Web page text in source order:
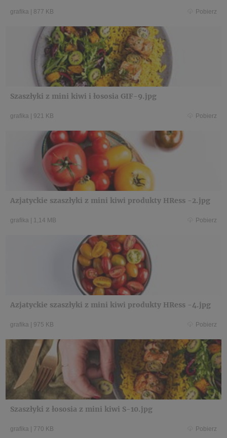
grafika 877 KB Pobierz
Szaszłyki z mini kiwi i łososia GIF-9.jpg
grafika 921 KB Pobierz
Azjatyckie szaszłyki z mini kiwi produkty HRess -2.jpg
grafika 1,14 MB Pobierz
Azjatyckie szaszłyki z mini kiwi produkty HRess -4.jpg
grafika 975 KB Pobierz
Szaszłyki z łososia z mini kiwi S-10.jpg
grafika 770 KB Pobierz